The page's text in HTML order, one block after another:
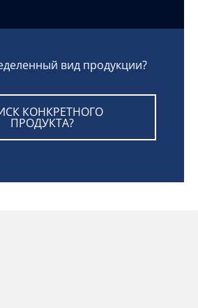
вид продукции?
КОНКРЕТНОГО
ПРОДУКТА?